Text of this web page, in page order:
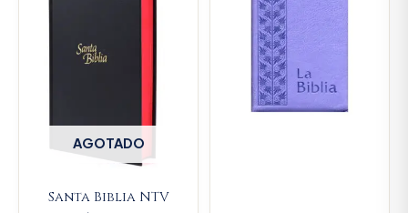
AGOTADO
Santa Biblia NTV